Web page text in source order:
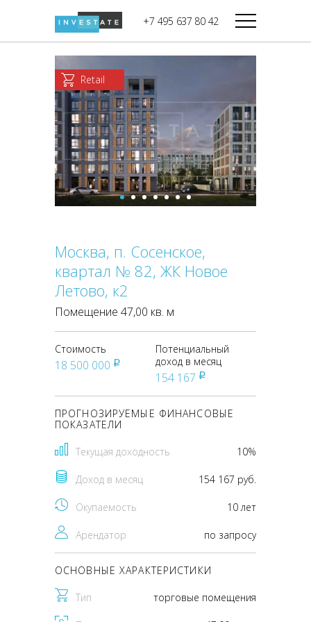
+7 495 637 80 42
Дикси
Мираторг
Магнолия
В башне
Башня Федерация-II
Башня Федерация-I
Восток
Город Столиц,
Северный блок
Город Столиц,
Южный блок
Retail
Москва, п. Сосенское,
квартал № 82, ЖК Новое
Летово, к2
Помещение 47,00 кв. м
Стоимость
18 500 000 pуб
Потенциальный
доход в месяц
154 167 pуб
ПРОГНОЗИРУЕМЫЕ ФИНАНСОВЫЕ
ПОКАЗАТЕЛИ
Текущая доходность 10%
Доход в месяц 154 167 руб.
Окупаемость 10 лет
Арендатор по запросу
ОСНОВНЫЕ ХАРАКТЕРИСТИКИ
Тип торговые помещения